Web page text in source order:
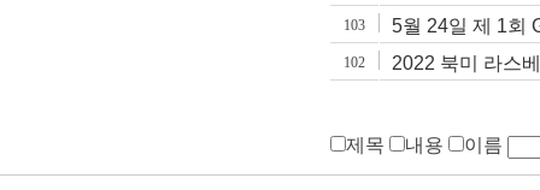
103 5월 24일 제 1회
102 2022 북미 라스
제목 내용 이름